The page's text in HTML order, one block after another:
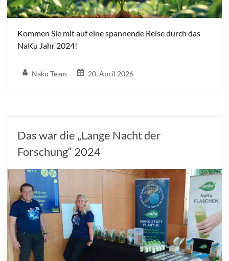
Kommen Sie mit auf eine spannende Reise durch das
NaKu Jahr 2024!
Naku Team 20. April 2026
Das war die „Lange Nacht der
Forschung“ 2024